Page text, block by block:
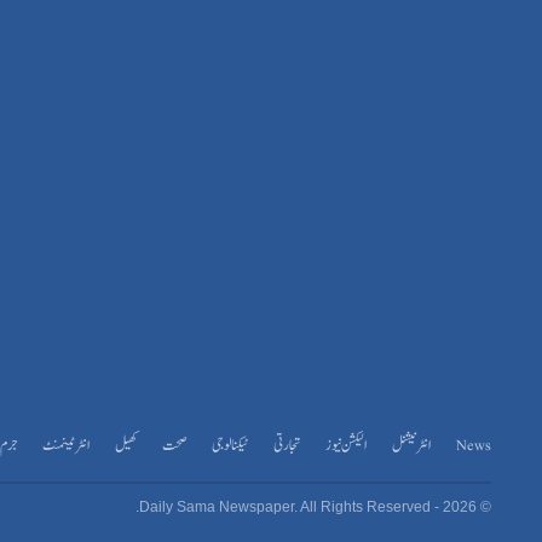
News انٹرنیشنل الیکشن نیوز تجارتی ٹیکنالوجی صحت کھیل انٹرٹینمنٹ
© 2026 - Daily Sama Newspaper. All Rights Reserved.